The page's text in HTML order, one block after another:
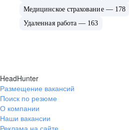
Медицинское страхование — 178
Удаленная работа — 163
HeadHunter
Размещение вакансий
Поиск по резюме
О компании
Наши вакансии